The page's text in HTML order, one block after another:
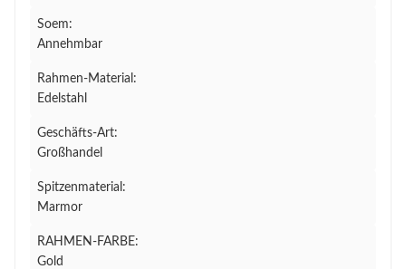
Soem:
Annehmbar
Rahmen-Material:
Edelstahl
Geschäfts-Art:
Großhandel
Spitzenmaterial:
Marmor
RAHMEN-FARBE:
Gold